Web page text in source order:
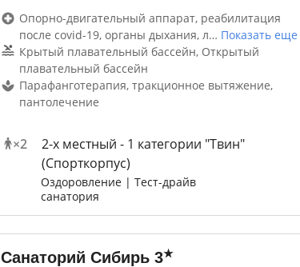
Опорно-двигательный аппарат, реабилитация
после covid-19, органы дыхания, л… Показать еще
Крытый плавательный бассейн, Открытый
плавательный бассейн
Парафанготерапия, тракционное вытяжение,
пантолечение
×2
2-x местный - 1 категории "Твин"
(Спорткорпус)
Оздоровление | Тест-драйв
санатория
Санаторий Сибирь 3★